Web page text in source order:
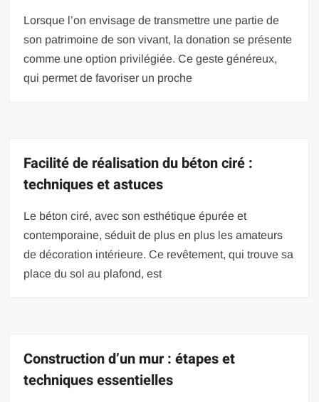
Lorsque l’on envisage de transmettre une partie de
son patrimoine de son vivant, la donation se présente
comme une option privilégiée. Ce geste généreux,
qui permet de favoriser un proche
Facilité de réalisation du béton ciré :
techniques et astuces
Le béton ciré, avec son esthétique épurée et
contemporaine, séduit de plus en plus les amateurs
de décoration intérieure. Ce revêtement, qui trouve sa
place du sol au plafond, est
Construction d’un mur : étapes et
techniques essentielles